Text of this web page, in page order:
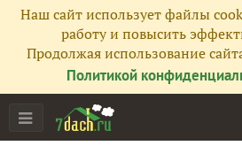
Наш сайт использует файлы
работу и повысить
Продолжая использование
Политикой